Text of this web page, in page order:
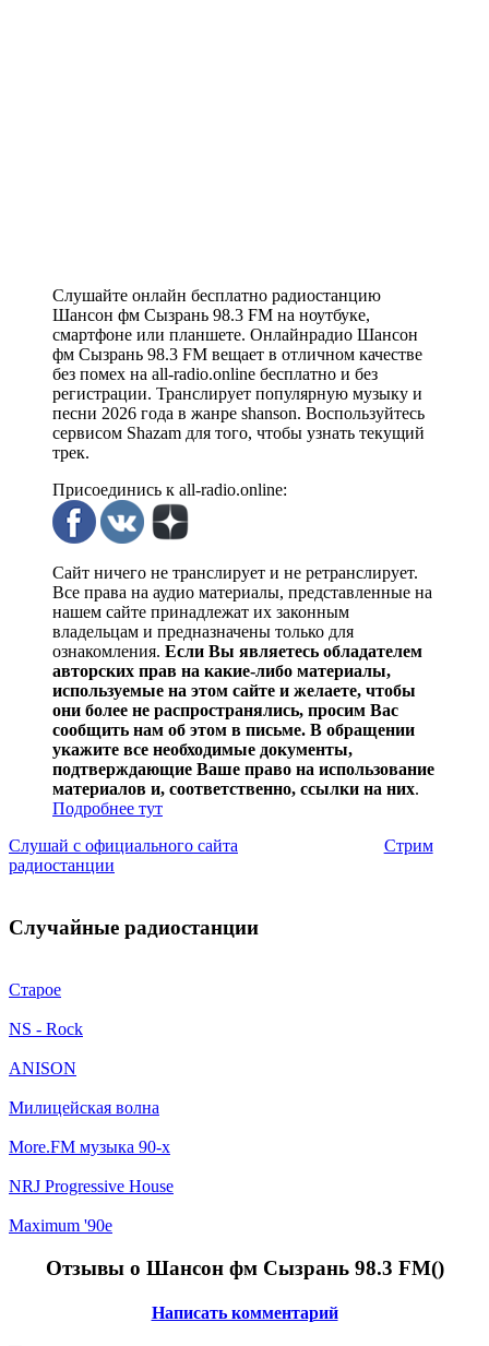
Слушайте онлайн бесплатно радиостанцию
Шансон фм Сызрань 98.3 FM на ноутбуке,
смартфоне или планшете. Онлайнрадио Шансон
фм Сызрань 98.3 FM вещает в отличном качестве
без помех на all-radio.online бесплатно и без
регистрации. Транслирует популярную музыку и
песни 2026 года в жанре shanson. Воспользуйтесь
сервисом Shazam для того, чтобы узнать текущий
трек.
Присоединись к all-radio.online:
Сайт ничего не транслирует и не ретранслирует.
Все права на аудио материалы, представленные на
нашем сайте принадлежат их законным
владельцам и предназначены только для
ознакомления. Если Вы являетесь обладателем
авторских прав на какие-либо материалы,
используемые на этом сайте и желаете, чтобы
они более не распространялись, просим Вас
сообщить нам об этом в письме. В обращении
укажите все необходимые документы,
подтверждающие Ваше право на использование
материалов и, соответственно, ссылки на них.
Подробнее тут
Слушай с официального сайта
Стрим
радиостанции
Случайные радиостанции
Старое
NS - Rock
ANISON
Милицейская волна
More.FM музыка 90-х
NRJ Progressive House
Maximum '90е
Отзывы о Шансон фм Сызрань 98.3 FM()
Написать комментарий